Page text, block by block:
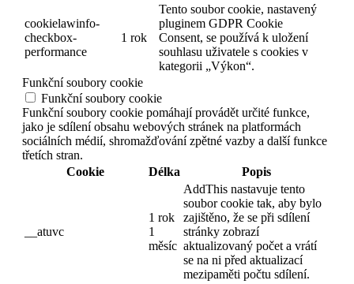
cookielawinfo-
checkbox-
performance
1 rok
Tento soubor cookie, nastavený
pluginem GDPR Cookie
Consent, se používá k uložení
souhlasu uživatele s cookies v
kategorii „Výkon“.
Funkční soubory cookie
Funkční soubory cookie
Funkční soubory cookie pomáhají provádět určité funkce,
jako je sdílení obsahu webových stránek na platformách
sociálních médií, shromažďování zpětné vazby a další funkce
třetích stran.
Cookie
Délka Popis
__atuvc
1 rok
1
měsíc
AddThis nastavuje tento
soubor cookie tak, aby bylo
zajištěno, že se při sdílení
stránky zobrazí
aktualizovaný počet a vrátí
se na ni před aktualizací
mezipaměti počtu sdílení.